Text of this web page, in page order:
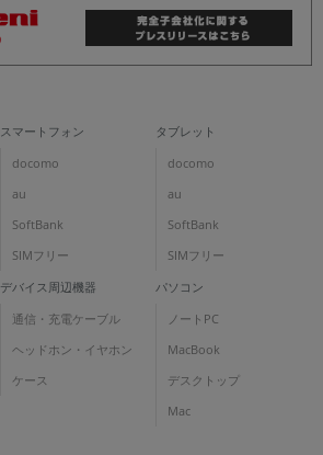
スマートフォン
docomo
au
SoftBank
SIMフリー
タブレット
docomo
au
SoftBank
SIMフリー
デバイス周辺機器
通信・充電ケーブル
ヘッドホン・イヤホン
ケース
パソコン
ノートPC
MacBook
デスクトップ
Mac